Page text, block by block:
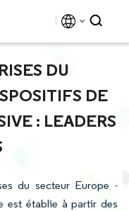
DU
DE
: LEADERS
du secteur Europe -
est établie à partir des